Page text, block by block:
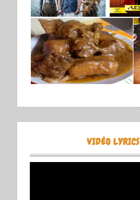
VIDÉO LYRICS